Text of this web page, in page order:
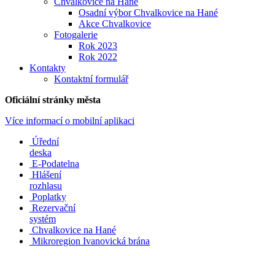
Osadní výbor Chvalkovice na Hané
Akce Chvalkovice
Fotogalerie
Rok 2023
Rok 2022
Kontakty
Kontaktní formulář
Oficiální stránky města
Více informací o mobilní aplikaci
Úřední
deska
E-Podatelna
Hlášení
rozhlasu
Poplatky
Rezervační
systém
Chvalkovice na Hané
Mikroregion Ivanovická brána